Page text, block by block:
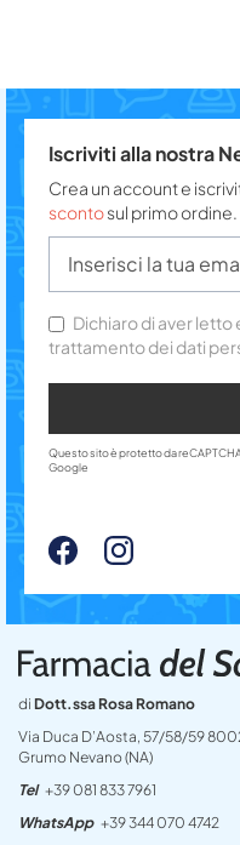
di Dott.ssa Rosa Romano
Via Duca D’Aosta, 57/58/59
Grumo Nevano (NA)
Tel +39 081 833 7961
WhatsApp +39 344 070 4742
Iscriviti alla nostra
Crea un account e
scontosul primo ordine.
Dichiaro di aver
trattamento dei dati
Questo sito è protetto da
Google